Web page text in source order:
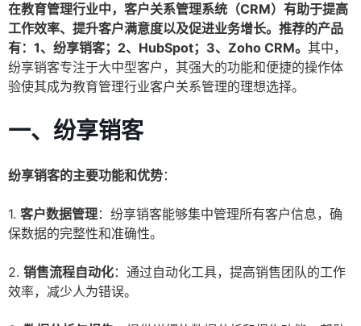
在教育管理行业中，客户关系管理系统（CRM）有助于提高
工作效率、提升客户满意度以及促进业务增长。推荐的产品
有：1、纷享销客；2、HubSpot；3、Zoho CRM。 其中，
纷享销客专注于大中型客户，其强大的功能和便捷的操作体
验使其成为教育管理行业客户关系管理的理想选择。
一、纷享销客
纷享销客的主要功能和优势：
1. 客户数据管理：纷享销客能够集中管理所有客户信息，确
保数据的完整性和准确性。
2. 销售流程自动化：通过自动化工具，提高销售团队的工作
效率，减少人为错误。